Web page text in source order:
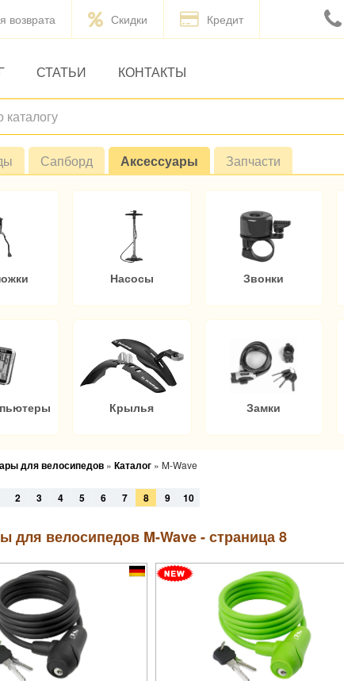
возврата Скидки Кредит
СТАТЬИ КОНТАКТЫ
Сапборд Аксессуары Запчасти
Насосы Звонки
Крылья Замки
для велосипедов » Каталог » M-Wave
2 3 4 5 6 7 8 9 10
для велосипедов M-Wave - страница 8